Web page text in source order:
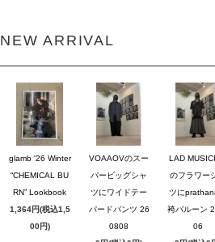
NEW ARRIVAL
glamb '26 Winter
“CHEMICAL BU
RN” Lookbook
1,364円(税込1,5
00円)
VOAAOVのスー
パービッグシャ
ツにワイドテー
パードパンツ 26
0808
LAD
のフラワー
ツに
袴バルーン
06